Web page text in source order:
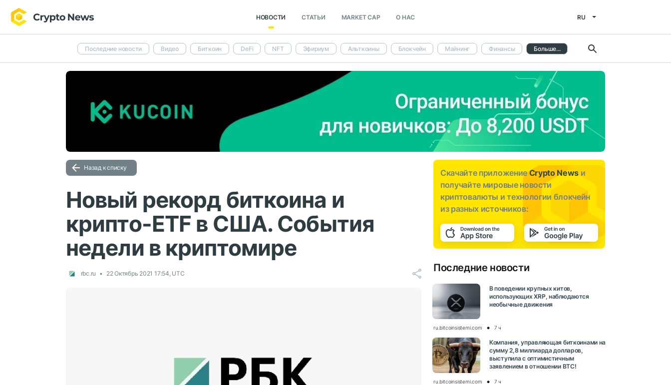
НОВОСТИ СТАТЬИ MARKET CAP О НАС RU
Последние новости Видео Биткоин DeFi NFT Эфириум Альткоины Блокчейн Майнинг Финансы Больше...
Назад к списку
Новый рекорд биткоина и
крипто-ETF в США. События
недели в криптомире
rbc.ru 22 Октябрь 2021 17:54, UTC
Скачайте приложениеCrypto News и
получайте мировые новости
криптовалюты и технологии блокчейн
из разных источников:
Последние новости
В поведении крупных китов,
использующих XRP, наблюдаются
необычные движения
ru.bitcoinsistemi.com 7 ч
Компания, управляющая биткоинами на
сумму 2,8 миллиарда долларов,
выступила с оптимистичным
заявлением в отношении BTC!
ru.bitcoinsistemi.com 7 ч